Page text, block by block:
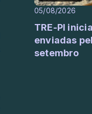
05/08/2026
TRE-PI
enviadas
setembro